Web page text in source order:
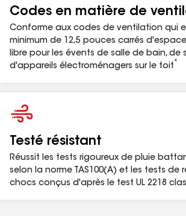
Évent noir pour salle
sécheuse de 3 à 4 po
BDV4BR
Évent marron pour
sécheuse de 3 à 4 po
BDV4WW
bain et sécheuse de 3
N'utilisez PAS de grille anti-oiseaux/anti-
lors de la ventilation des sèche-linge.
de construction et de mécanique dans votre
Codes en matière de
Conforme aux codes de ventilation qui
minimum de 12,5 pouces carrés
libre pour les évents de salle de bain, de
d'appareils électroménagers sur le toit
4
Testé résistant
Réussit les tests rigoureux de pluie
selon la norme TAS100(A) et les tests de
chocs conçus d'après le test UL 2218